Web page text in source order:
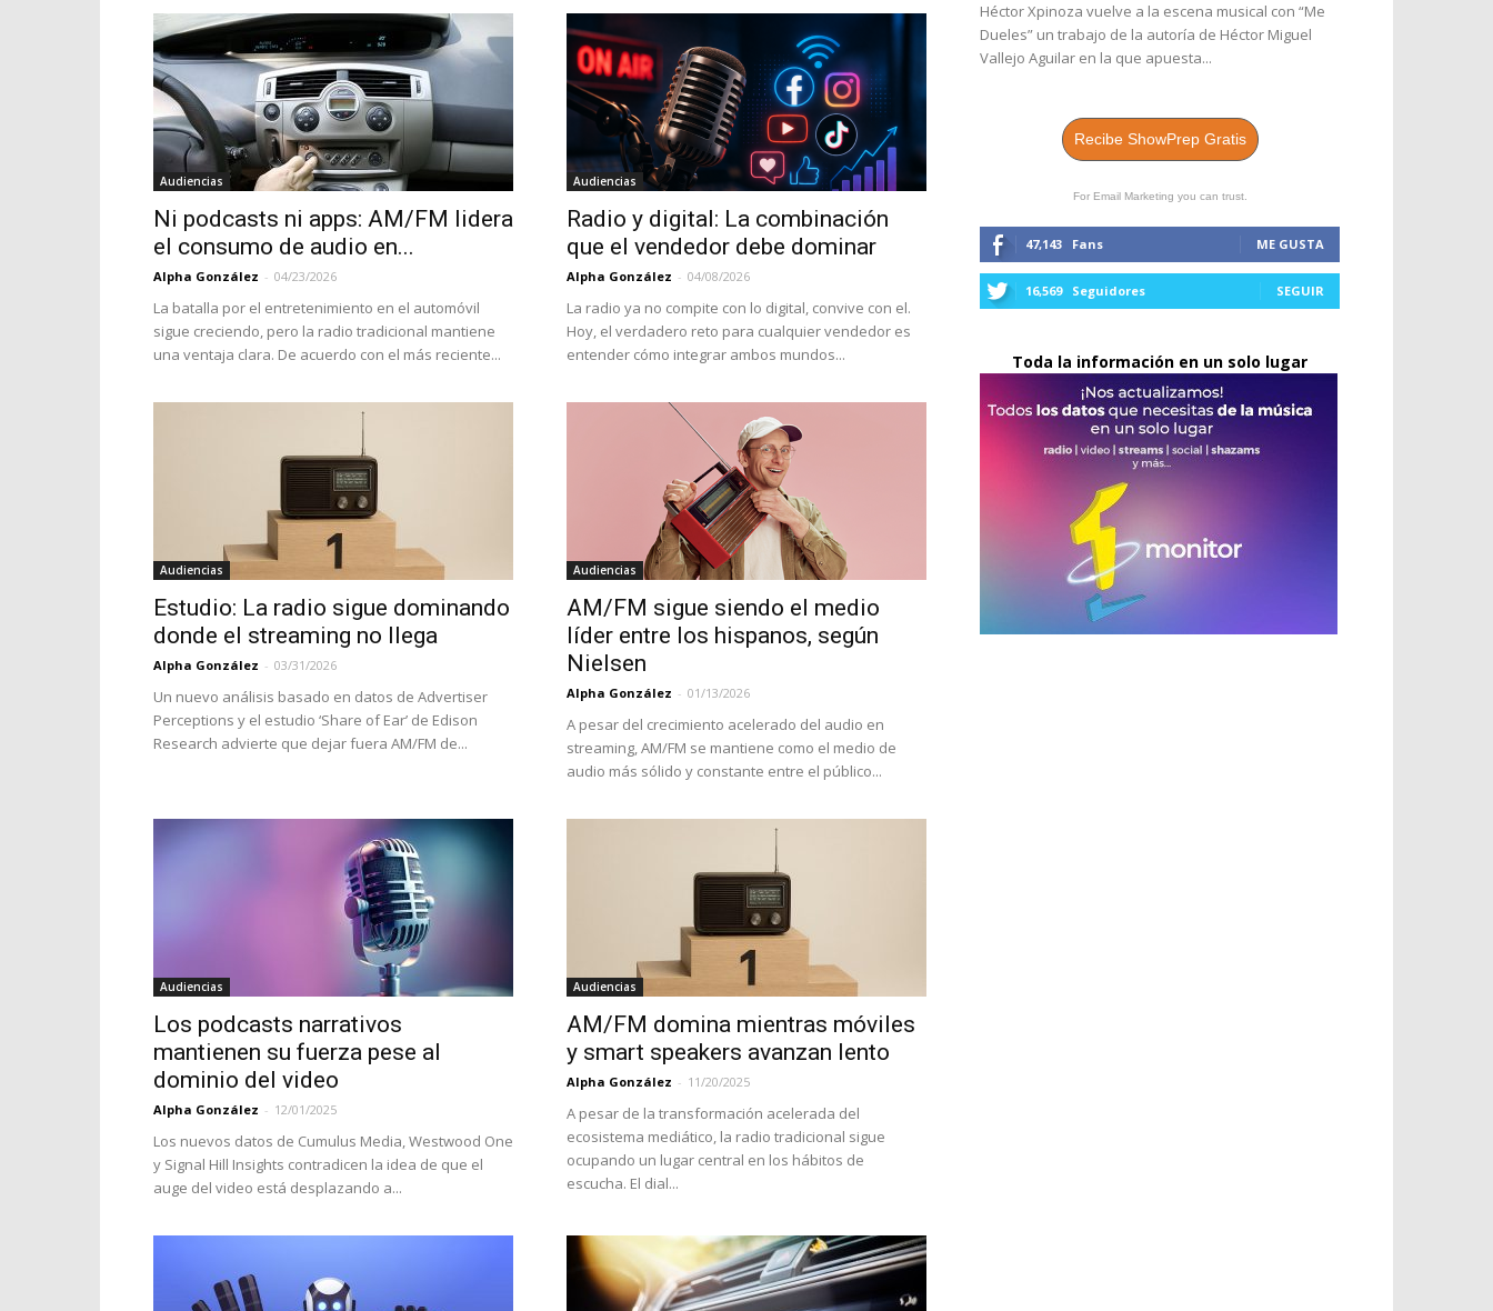
Audiencias
Ni podcasts ni apps: AM/FM lidera
el consumo de audio en...
Alpha González - 04/23/2026
La batalla por el entretenimiento en el automóvil
sigue creciendo, pero la radio tradicional mantiene
una ventaja clara. De acuerdo con el más reciente...
Audiencias
Radio y digital: La combinación
que el vendedor debe dominar
Alpha González - 04/08/2026
La radio ya no compite con lo digital, convive con el.
Hoy, el verdadero reto para cualquier vendedor es
entender cómo integrar ambos mundos...
Audiencias
Estudio: La radio sigue dominando
donde el streaming no llega
Alpha González - 03/31/2026
Un nuevo análisis basado en datos de Advertiser
Perceptions y el estudio ‘Share of Ear’ de Edison
Research advierte que dejar fuera AM/FM de...
Audiencias
AM/FM sigue siendo el medio
líder entre los hispanos, según
Nielsen
Alpha González - 01/13/2026
A pesar del crecimiento acelerado del audio en
streaming, AM/FM se mantiene como el medio de
audio más sólido y constante entre el público...
Audiencias
Los podcasts narrativos
mantienen su fuerza pese al
dominio del video
Alpha González - 12/01/2025
Los nuevos datos de Cumulus Media, Westwood One
y Signal Hill Insights contradicen la idea de que el
auge del video está desplazando a...
Audiencias
AM/FM domina mientras móviles
y smart speakers avanzan lento
Alpha González - 11/20/2025
A pesar de la transformación acelerada del
ecosistema mediático, la radio tradicional sigue
ocupando un lugar central en los hábitos de
escucha. El dial...
Héctor Xpinoza vuelve a la escena musical con “Me
Dueles” un trabajo de la autoría de Héctor Miguel
Vallejo Aguilar en la que apuesta...
Recibe ShowPrep Gratis
For Email Marketing you can trust.
47,143 Fans ME GUSTA
16,569 Seguidores SEGUIR
Toda la información en un solo lugar